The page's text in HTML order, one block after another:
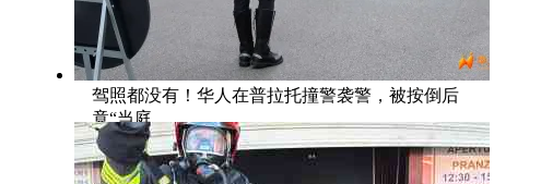
驾照都没有！华人在普拉托撞警袭警，被按倒后
竟“当庭